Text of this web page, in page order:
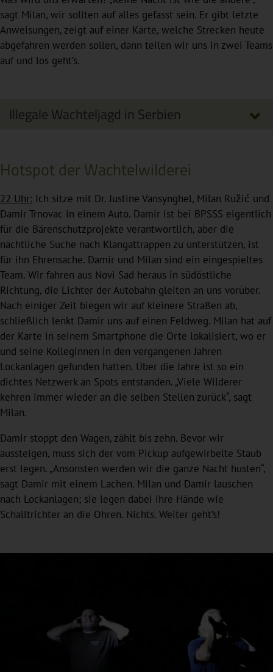
sagt Milan, wir sollten auf alles gefasst sein. Er gibt letzte
Anweisungen, zeigt auf einer Karte, welche Strecken heute
abgefahren werden sollen, dann teilen wir uns in zwei Teams
auf und los geht’s.
Illegale Wachteljagd in Serbien
Hotspot der Wachtelwilderei
22 Uhr: Ich sitze mit Dr. Justine Vansynghel, Milan Ružić und
Damir Trnovac in einem Auto. Damir ist bei BPSSS eigentlich
für die Bärenschutzprojekte verantwortlich, aber die
nächtliche Suche nach Klangattrappen zu unterstützen, ist
für ihn Ehrensache. Damir und Milan sind ein eingespieltes
Team. Wir fahren aus Novi Sad heraus in südöstliche
Richtung, die Lichter der Autobahn gleiten an uns vorüber.
Nach einiger Zeit biegen wir auf kleinere Straßen ab,
schließlich lenkt Damir uns auf einen Feldweg. Milan hat auf
der Karte in seinem Smartphone die Orte lokalisiert, wo er
und seine Kolleginnen in den vergangenen Jahren
Lockanlagen gefunden hatten. Über die Jahre ist so ein
dichtes Netzwerk an Spots entstanden. „Viele Wilderer
kehren immer wieder an die selben Stellen zurück“, sagt
Milan.
Damir stoppt den Wagen, zählt bis zehn. Bevor wir
aussteigen, muss sich der vom Pickup aufgewirbelte Staub
erst legen. „Ansonsten werden wir die ganze Nacht husten“,
sagt Damir mit einem Lachen. Milan und Damir lauschen
nach Lockanlagen; sie legen dabei ihre Hände wie
Schalltrichter an die Ohren. Nichts. Weiter geht’s!